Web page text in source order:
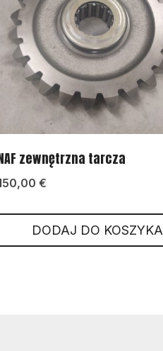
zewnętrzna tarcza
€
DODAJ DO KOSZYKA